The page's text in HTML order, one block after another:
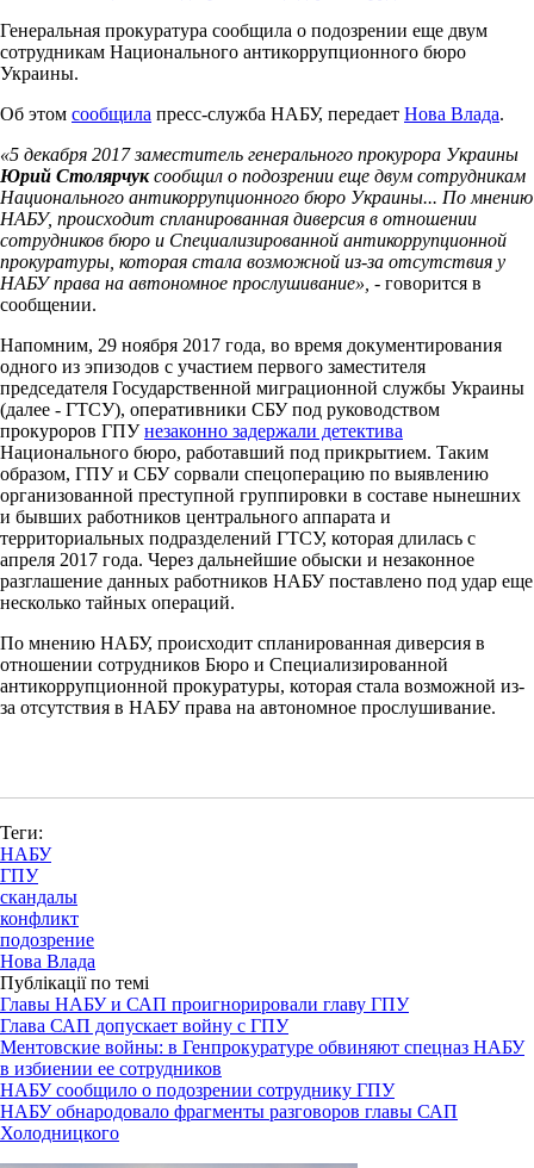
Генеральная прокуратура сообщила о подозрении еще двум
сотрудникам Национального антикоррупционного бюро
Украины.
Об этом сообщила пресс-служба НАБУ, передает Нова Влада.
«5 декабря 2017 заместитель генерального прокурора Украины
Юрий Столярчуксообщил о подозрении еще двум сотрудникам
Национального антикоррупционного бюро Украины... По мнению
НАБУ, происходит спланированная диверсия в отношении
сотрудников бюро и Специализированной антикоррупционной
прокуратуры, которая стала возможной из-за отсутствия у
НАБУ права на автономное прослушивание», - говорится в
сообщении.
Напомним, 29 ноября 2017 года, во время документирования
одного из эпизодов с участием первого заместителя
председателя Государственной миграционной службы Украины
(далее - ГТСУ), оперативники СБУ под руководством
прокуроров ГПУнезаконно задержали детектива
Национального бюро, работавший под прикрытием. Таким
образом, ГПУ и СБУ сорвали спецоперацию по выявлению
организованной преступной группировки в составе нынешних
и бывших работников центрального аппарата и
территориальных подразделений ГТСУ, которая длилась с
апреля 2017 года. Через дальнейшие обыски и незаконное
разглашение данных работников НАБУ поставлено под удар еще
несколько тайных операций.
По мнению НАБУ, происходит спланированная диверсия в
отношении сотрудников Бюро и Специализированной
антикоррупционной прокуратуры, которая стала возможной из-
за отсутствия в НАБУ права на автономное прослушивание.
Теги:
НАБУ
ГПУ
скандалы
конфликт
подозрение
Нова Влада
Публікації по темі
Главы НАБУ и САП проигнорировали главу ГПУ
Глава САП допускает войну с ГПУ
Ментовские войны: в Генпрокуратуре обвиняют спецназ НАБУ
в избиении ее сотрудников
НАБУ сообщило о подозрении сотруднику ГПУ
НАБУ обнародовало фрагменты разговоров главы САП
Холодницкого